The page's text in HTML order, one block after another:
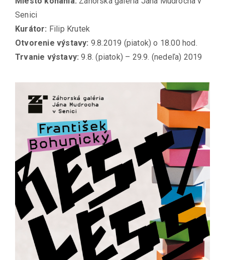
Senici
Kurátor: Filip Krutek
Otvorenie výstavy: 9.8.2019 (piatok) o 18.00 hod.
Trvanie výstavy: 9.8. (piatok) – 29.9. (nedeľa) 2019